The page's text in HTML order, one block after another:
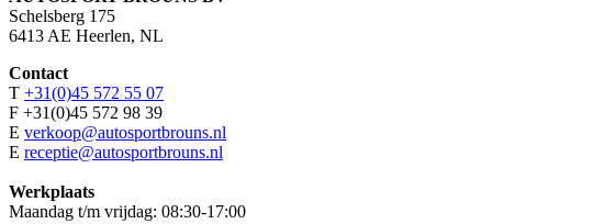
Schelsberg 175
6413 AE Heerlen, NL
Contact
T +31(0)45 572 55 07
F +31(0)45 572 98 39
E verkoop@autosportbrouns.nl
E receptie@autosportbrouns.nl
Werkplaats
Maandag t/m vrijdag: 08:30-17:00